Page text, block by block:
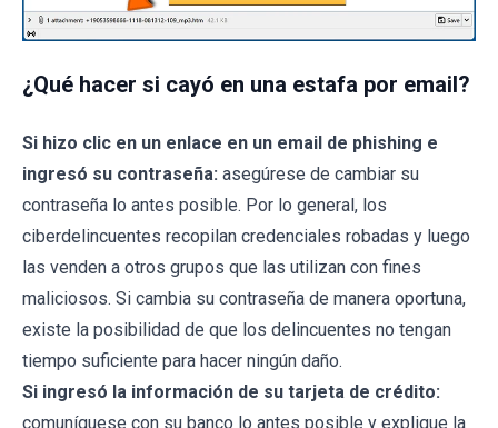
¿Qué hacer si cayó en una estafa por email?
Si hizo clic en un enlace en un email de phishing e
ingresó su contraseña: asegúrese de cambiar su
contraseña lo antes posible. Por lo general, los
ciberdelincuentes recopilan credenciales robadas y luego
las venden a otros grupos que las utilizan con fines
maliciosos. Si cambia su contraseña de manera oportuna,
existe la posibilidad de que los delincuentes no tengan
tiempo suficiente para hacer ningún daño.
Si ingresó la información de su tarjeta de crédito:
comuníquese con su banco lo antes posible y explique la